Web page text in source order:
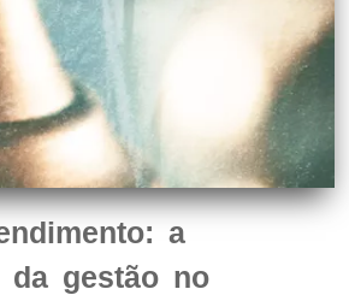
a
da gestão no